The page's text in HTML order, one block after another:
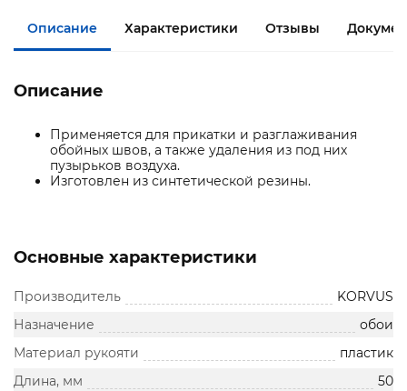
Описание Характеристики Отзывы
Описание
Применяется для прикатки и разглаживания
обойных швов, а также удаления из под них
пузырьков воздуха.
Изготовлен из синтетической резины.
Основные характеристики
Производитель
KORVUS
Назначение
обои
Материал рукояти
пластик
Длина, мм
50